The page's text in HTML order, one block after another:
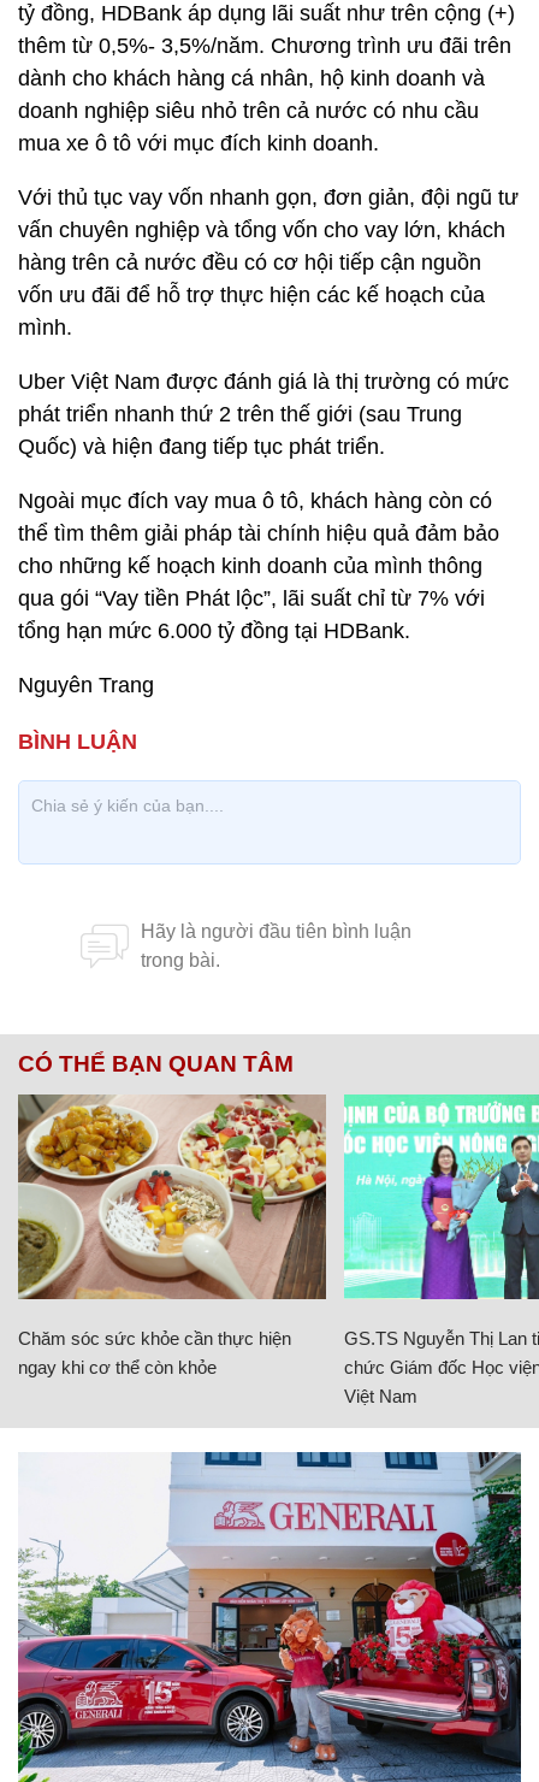
tỷ đồng, HDBank áp dụng lãi suất như trên cộng (+)
thêm từ 0,5%- 3,5%/năm. Chương trình ưu đãi trên
dành cho khách hàng cá nhân, hộ kinh doanh và
doanh nghiệp siêu nhỏ trên cả nước có nhu cầu
mua xe ô tô với mục đích kinh doanh.
Với thủ tục vay vốn nhanh gọn, đơn giản, đội ngũ tư
vấn chuyên nghiệp và tổng vốn cho vay lớn, khách
hàng trên cả nước đều có cơ hội tiếp cận nguồn
vốn ưu đãi để hỗ trợ thực hiện các kế hoạch của
mình.
Uber Việt Nam được đánh giá là thị trường có mức
phát triển nhanh thứ 2 trên thế giới (sau Trung
Quốc) và hiện đang tiếp tục phát triển.
Ngoài mục đích vay mua ô tô, khách hàng còn có
thể tìm thêm giải pháp tài chính hiệu quả đảm bảo
cho những kế hoạch kinh doanh của mình thông
qua gói “Vay tiền Phát lộc”, lãi suất chỉ từ 7% với
tổng hạn mức 6.000 tỷ đồng tại HDBank.
Nguyên Trang
CÓ THỂ BẠN QUAN TÂM
Chăm sóc sức khỏe cần thực hiện
ngay khi cơ thể còn khỏe
GS.TS Nguyễn Thị Lan
chức Giám đốc Học
Việt Nam